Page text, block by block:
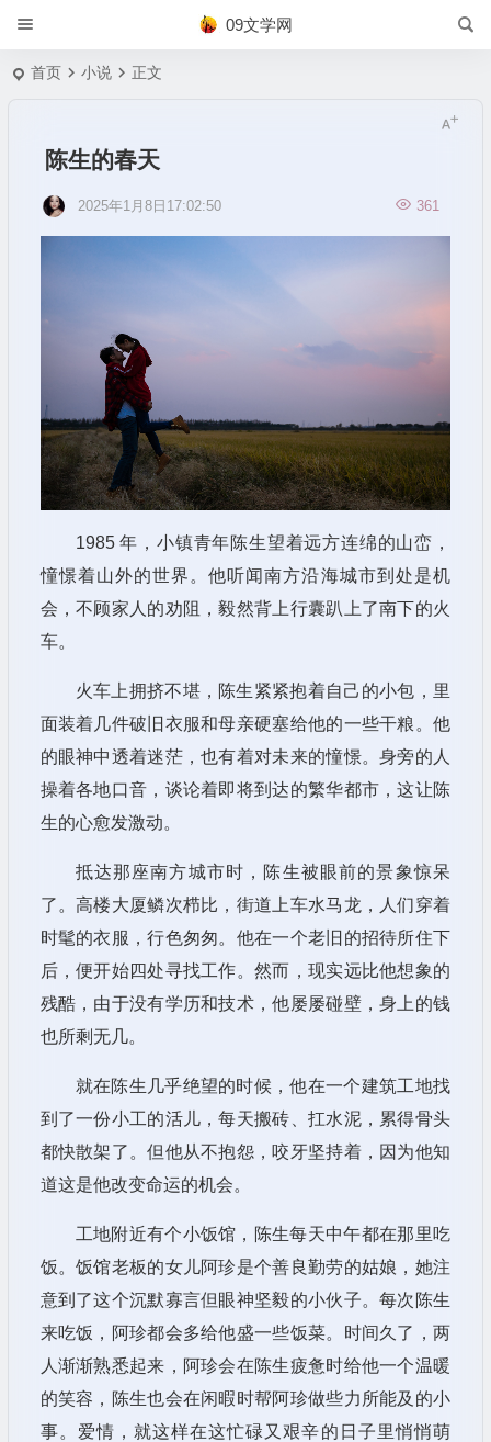
09文学网
首页 小说 正文
陈生的春天
2025年1月8日17:02:50 361
1985 年，小镇青年陈生望着远方连绵的山峦，
憧憬着山外的世界。他听闻南方沿海城市到处是机
会，不顾家人的劝阻，毅然背上行囊趴上了南下的火
车。
火车上拥挤不堪，陈生紧紧抱着自己的小包，里
面装着几件破旧衣服和母亲硬塞给他的一些干粮。他
的眼神中透着迷茫，也有着对未来的憧憬。身旁的人
操着各地口音，谈论着即将到达的繁华都市，这让陈
生的心愈发激动。
抵达那座南方城市时，陈生被眼前的景象惊呆
了。高楼大厦鳞次栉比，街道上车水马龙，人们穿着
时髦的衣服，行色匆匆。他在一个老旧的招待所住下
后，便开始四处寻找工作。然而，现实远比他想象的
残酷，由于没有学历和技术，他屡屡碰壁，身上的钱
也所剩无几。
就在陈生几乎绝望的时候，他在一个建筑工地找
到了一份小工的活儿，每天搬砖、扛水泥，累得骨头
都快散架了。但他从不抱怨，咬牙坚持着，因为他知
道这是他改变命运的机会。
工地附近有个小饭馆，陈生每天中午都在那里吃
饭。饭馆老板的女儿阿珍是个善良勤劳的姑娘，她注
意到了这个沉默寡言但眼神坚毅的小伙子。每次陈生
来吃饭，阿珍都会多给他盛一些饭菜。时间久了，两
人渐渐熟悉起来，阿珍会在陈生疲惫时给他一个温暖
的笑容，陈生也会在闲暇时帮阿珍做些力所能及的小
事。爱情，就这样在这忙碌又艰辛的日子里悄悄萌